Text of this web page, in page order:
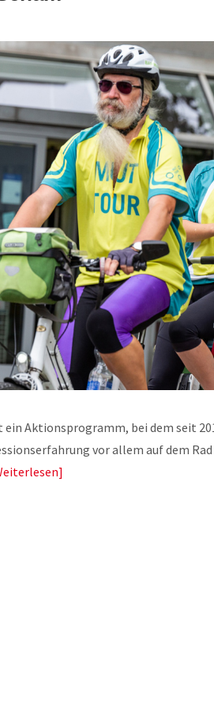
ein Aktionsprogramm, bei dem seit
vor allem auf dem